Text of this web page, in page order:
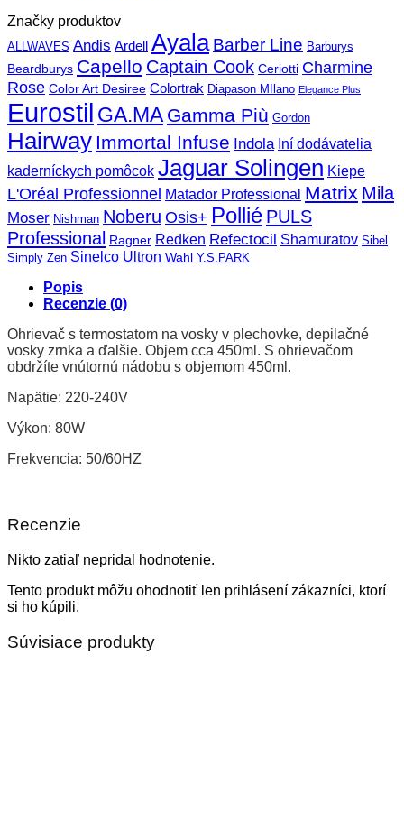
Značky produktov
ALLWAVES Andis Ardell Ayala Barber Line Barburys
Beardburys Capello Captain Cook Ceriotti Charmine
Rose Color Art Desiree Colortrak Diapason MIlano Elegance Plus
Eurostil GA.MA Gamma Più Gordon
Hairway Immortal Infuse Indola Iní dodávatelia
kaderníckych pomôcok Jaguar Solingen Kiepe
L'Oréal Professionnel Matador Professional Matrix Mila
Moser Nishman Noberu Osis+ Pollié PULS
Professional Ragner Redken Refectocil Shamuratov Sibel
Simply Zen Sinelco Ultron Wahl Y.S.PARK
Popis
Recenzie (0)
Ohrievač s termostatom na vosky v plechovke, depilačné
vosky zrnka a ďalšie. Objem cca 450ml. S ohrievačom
obdržíte vnútornú nádobu s objemom 450ml.
Napätie: 220-240V
Výkon: 80W
Frekvencia: 50/60HZ
Recenzie
Nikto zatiaľ nepridal hodnotenie.
Tento produkt môžu ohodnotiť len prihlásení zákazníci, ktorí
si ho kúpili.
Súvisiace produkty